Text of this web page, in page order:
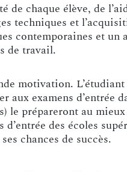
chaque élève, de
techniques et
contemporaines et un
de travail.
motivation.
examens d’entrée
prépareront au mieux
des écoles
chances de succès.